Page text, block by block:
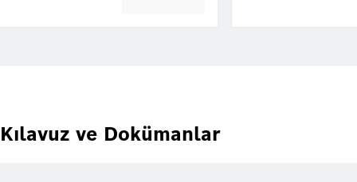
Kılavuz ve Dokümanlar